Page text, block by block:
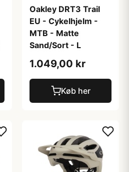
Oakley DRT3 Trail
EU - Cykelhjelm -
MTB - Matte
Sand/Sort - L
1.049,00 kr
Køb her